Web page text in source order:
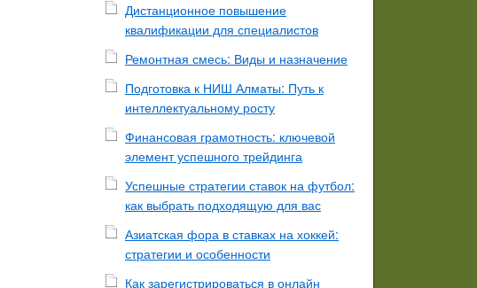
Дистанционное повышение
квалификации для специалистов
Ремонтная смесь: Виды и назначение
Подготовка к НИШ Алматы: Путь к
интеллектуальному росту
Финансовая грамотность: ключевой
элемент успешного трейдинга
Успешные стратегии ставок на футбол:
как выбрать подходящую для вас
Азиатская фора в ставках на хоккей:
стратегии и особенности
Как зарегистрироваться в онлайн